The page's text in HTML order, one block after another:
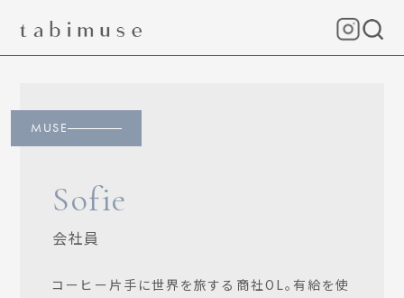
MUSE
Sofie
会社員
コーヒー片手に世界を旅する商社OL。有給を使